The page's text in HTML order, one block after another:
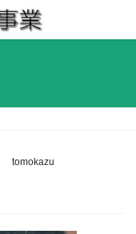
tomokazu